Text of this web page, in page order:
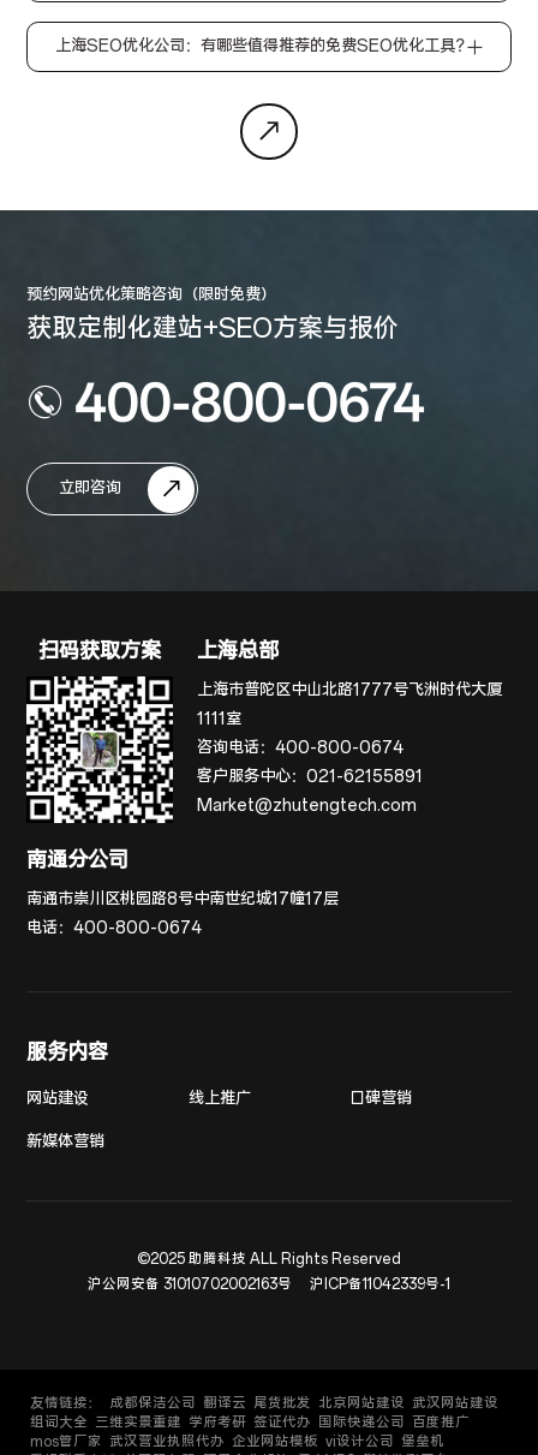
SEO效果？
上海SEO优化公司：有哪些值得推荐的免费SEO优化工具？
预约网站优化策略咨询（限时免费）
获取定制化建站+SEO方案与报价
400-800-0674
立即咨询
扫码获取方案 上海总部
上海市普陀区中山北路1777号飞洲时代大厦
1111室
咨询电话：400-800-0674
客户服务中心：021-62155891
Market@zhutengtech.com
南通分公司
南通市崇川区桃园路8号中南世纪城17幢17层
电话：400-800-0674
服务内容
网站建设 线上推广 口碑营销
新媒体营销
©2025 助腾科技 ALL Rights Reserved
沪公网安备 31010702002163号
沪ICP备11042339号-1
友情链接： 成都保洁公司 翻译云 尾货批发 北京网站建设 武汉网站建设
组词大全 三维实景重建 学府考研 签证代办 国际快递公司
百度推广
mos管厂家 武汉营业执照代办 企业网站模板 vi设计公司 堡垒机